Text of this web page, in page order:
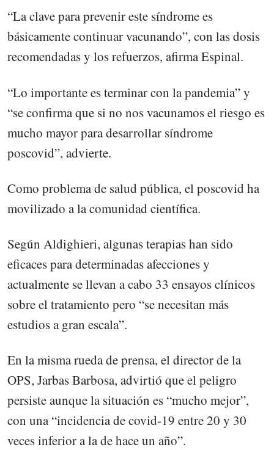
“La clave para prevenir este síndrome es
básicamente continuar vacunando”, con las dosis
recomendadas y los refuerzos, afirma Espinal.
“Lo importante es terminar con la pandemia” y
“se confirma que si no nos vacunamos el riesgo es
mucho mayor para desarrollar síndrome
poscovid”, advierte.
Como problema de salud pública, el poscovid ha
movilizado a la comunidad científica.
Según Aldighieri, algunas terapias han sido
eficaces para determinadas afecciones y
actualmente se llevan a cabo 33 ensayos clínicos
sobre el tratamiento pero “se necesitan más
estudios a gran escala”.
En la misma rueda de prensa, el director de la
OPS, Jarbas Barbosa, advirtió que el peligro
persiste aunque la situación es “mucho mejor”,
con una “incidencia de covid-19 entre 20 y 30
veces inferior a la de hace un año”.